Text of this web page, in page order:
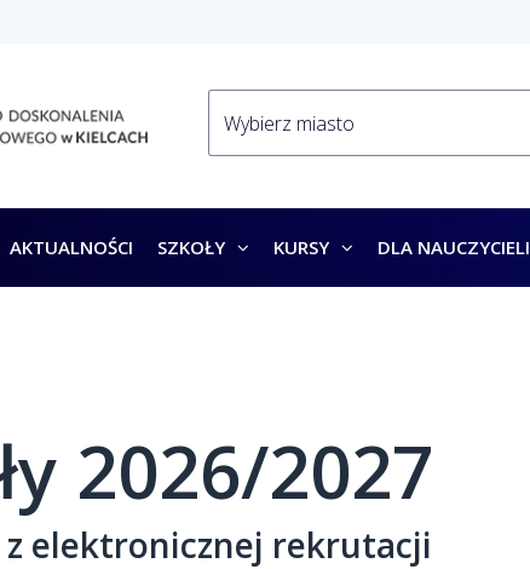
AKTUALNOŚCI SZKOŁY KURSY DLA NAUCZYCIELI
2026/2027
elektronicznej rekrutacji